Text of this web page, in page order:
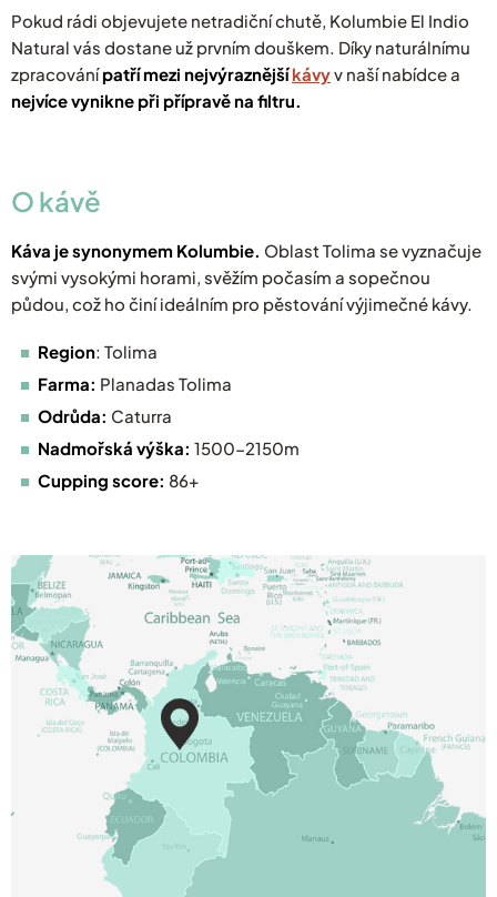
Pokud rádi objevujete netradiční chutě, Kolumbie El Indio
Natural vás dostane už prvním douškem. Díky naturálnímu
zpracovánípatří mezi nejvýraznějšíkávyv naší nabídce a
nejvíce vynikne při přípravě na filtru.
O kávě
Káva je synonymem Kolumbie. Oblast Tolima se vyznačuje
svými vysokými horami, svěžím počasím a sopečnou
půdou, což ho činí ideálním pro pěstování výjimečné kávy.
Region: Tolima
Farma: Planadas Tolima
Odrůda: Caturra
Nadmořská výška: 1500-2150m
Cupping score: 86+